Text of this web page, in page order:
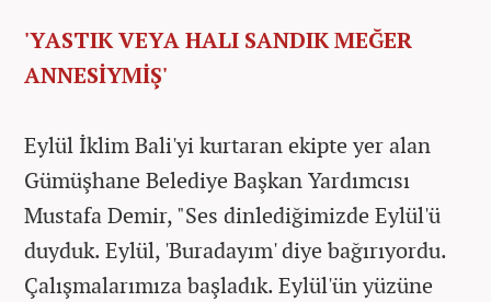
'YASTIK VEYA HALI SANDIK MEĞER
ANNESİYMİŞ'
Eylül İklim Bali'yi kurtaran ekipte yer alan
Gümüşhane Belediye Başkan Yardımcısı
Mustafa Demir, "Ses dinlediğimizde Eylül'ü
duyduk. Eylül, 'Buradayım' diye bağırıyordu.
Çalışmalarımıza başladık. Eylül'ün yüzüne